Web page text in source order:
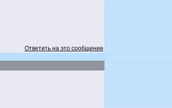
Ответить на это сообщение